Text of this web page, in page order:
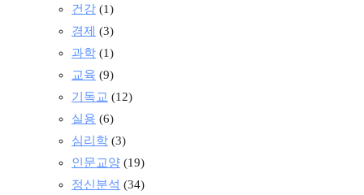
건강 (1)
경제 (3)
과학 (1)
교육 (9)
기독교 (12)
실용 (6)
심리학 (3)
인문교양 (19)
정신분석 (34)